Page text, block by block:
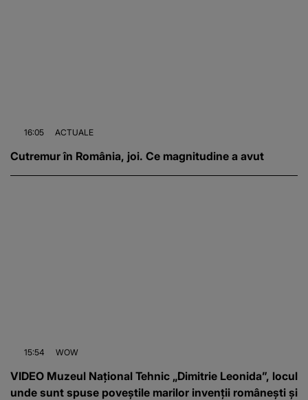
16:05 ACTUALE
Cutremur în România, joi. Ce magnitudine a avut
15:54 WOW
VIDEO Muzeul Național Tehnic „Dimitrie Leonida”, locul
unde sunt spuse poveștile marilor invenții românești și